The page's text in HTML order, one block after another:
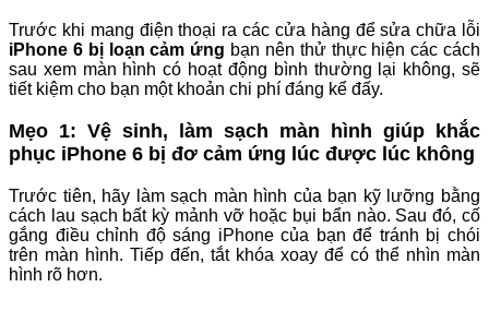
Trước khi mang điện thoại ra các cửa hàng để sửa chữa lỗi
iPhone 6 bị loạn cảm ứng bạn nên thử thực hiện các cách
sau xem màn hình có hoạt động bình thường lại không, sẽ
tiết kiệm cho bạn một khoản chi phí đáng kể đấy.
Mẹo 1: Vệ sinh, làm sạch màn hình giúp khắc
phục iPhone 6 bị đơ cảm ứng lúc được lúc không
Trước tiên, hãy làm sạch màn hình của bạn kỹ lưỡng bằng
cách lau sạch bất kỳ mảnh vỡ hoặc bụi bẩn nào. Sau đó, cố
gắng điều chỉnh độ sáng iPhone của bạn để tránh bị chói
trên màn hình. Tiếp đến, tắt khóa xoay để có thể nhìn màn
hình rõ hơn.